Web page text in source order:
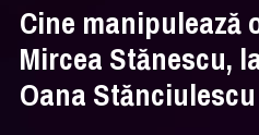
Cine manipulează
Mircea Stănescu,
Oana Stănciulescu